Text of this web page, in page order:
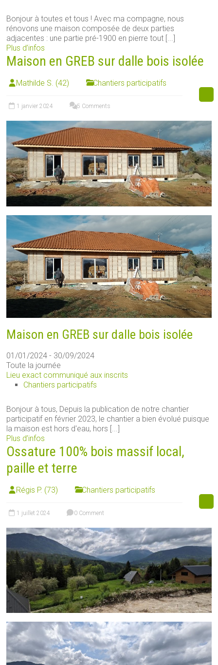
Bonjour à toutes et tous ! Avec ma compagne, nous
rénovons une maison composée de deux parties
adjacentes : une partie pré-1900 en pierre tout [...]
Plus d’infos
Maison en GREB sur dalle bois isolée
Mathilde S. (42) Chantiers participatifs
1 janvier 2024 5 Comments
Maison en GREB sur dalle bois isolée
01/01/2024 - 30/09/2024
Toute la journée
Lieu exact communiqué aux inscrits
Chantiers participatifs
Bonjour à tous, Depuis la publication de notre chantier
participatif en février 2023, le chantier a bien évolué puisque
la maison est hors d'eau, hors [...]
Plus d’infos
Ossature 100% bois massif local,
paille et terre
Régis P. (73) Chantiers participatifs
1 juillet 2024 0 Comment